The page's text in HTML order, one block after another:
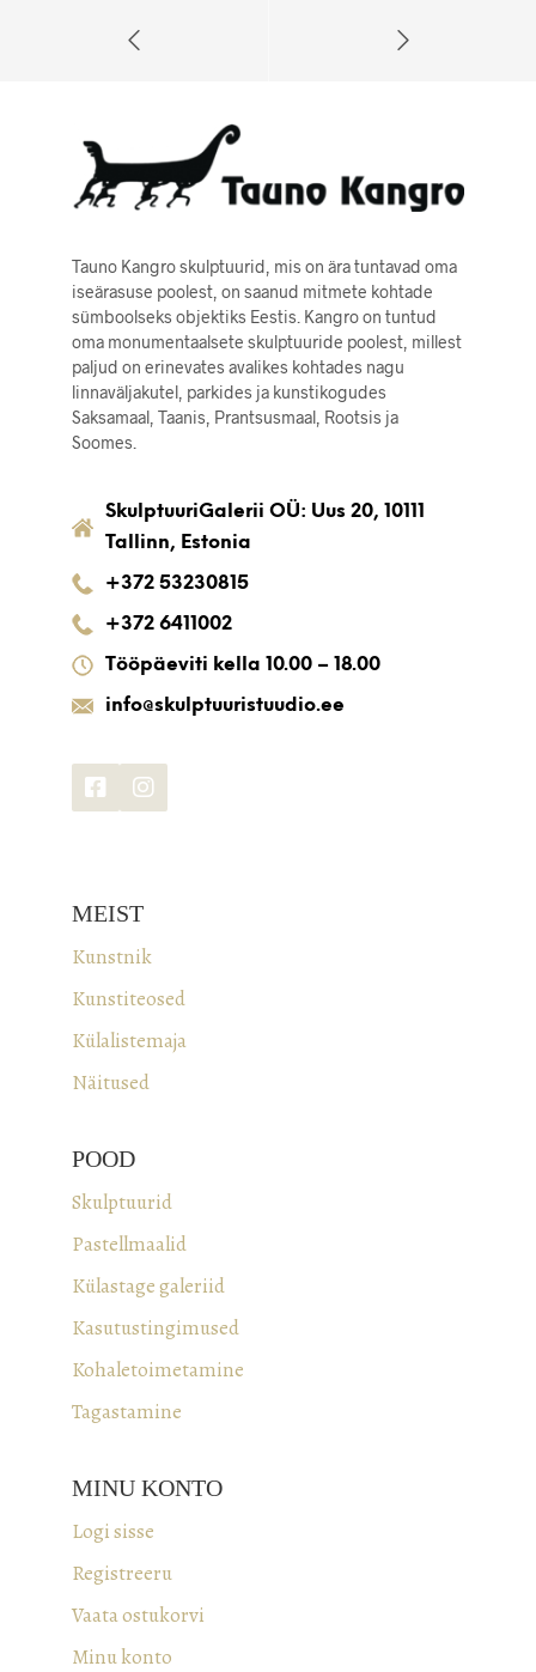
Tauno Kangro skulptuurid, mis on ära tuntavad oma
iseärasuse poolest, on saanud mitmete kohtade
sümboolseks objektiks Eestis. Kangro on tuntud
oma monumentaalsete skulptuuride poolest, millest
paljud on erinevates avalikes kohtades nagu
linnaväljakutel, parkides ja kunstikogudes
Saksamaal, Taanis, Prantsusmaal, Rootsis ja
Soomes.
SkulptuuriGalerii OÜ: Uus 20, 10111
Tallinn, Estonia
+372 53230815
+372 6411002
Tööpäeviti kella 10.00 – 18.00
info@skulptuuristuudio.ee
MEIST
Kunstnik
Kunstiteosed
Külalistemaja
Näitused
POOD
Skulptuurid
Pastellmaalid
Külastage galeriid
Kasutustingimused
Kohaletoimetamine
Tagastamine
MINU KONTO
Logi sisse
Registreeru
Vaata ostukorvi
Minu konto